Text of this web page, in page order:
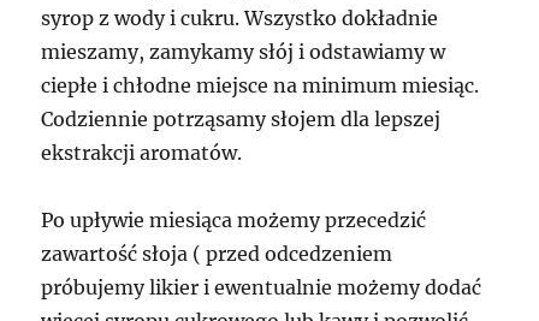
syrop z wody i cukru. Wszystko dokładnie
mieszamy, zamykamy słój i odstawiamy w
ciepłe i chłodne miejsce na minimum miesiąc.
Codziennie potrząsamy słojem dla lepszej
ekstrakcji aromatów.
Po upływie miesiąca możemy przecedzić
zawartość słoja ( przed odcedzeniem
próbujemy likier i ewentualnie możemy dodać